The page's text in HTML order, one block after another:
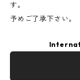
す。
予めご了承下さい。